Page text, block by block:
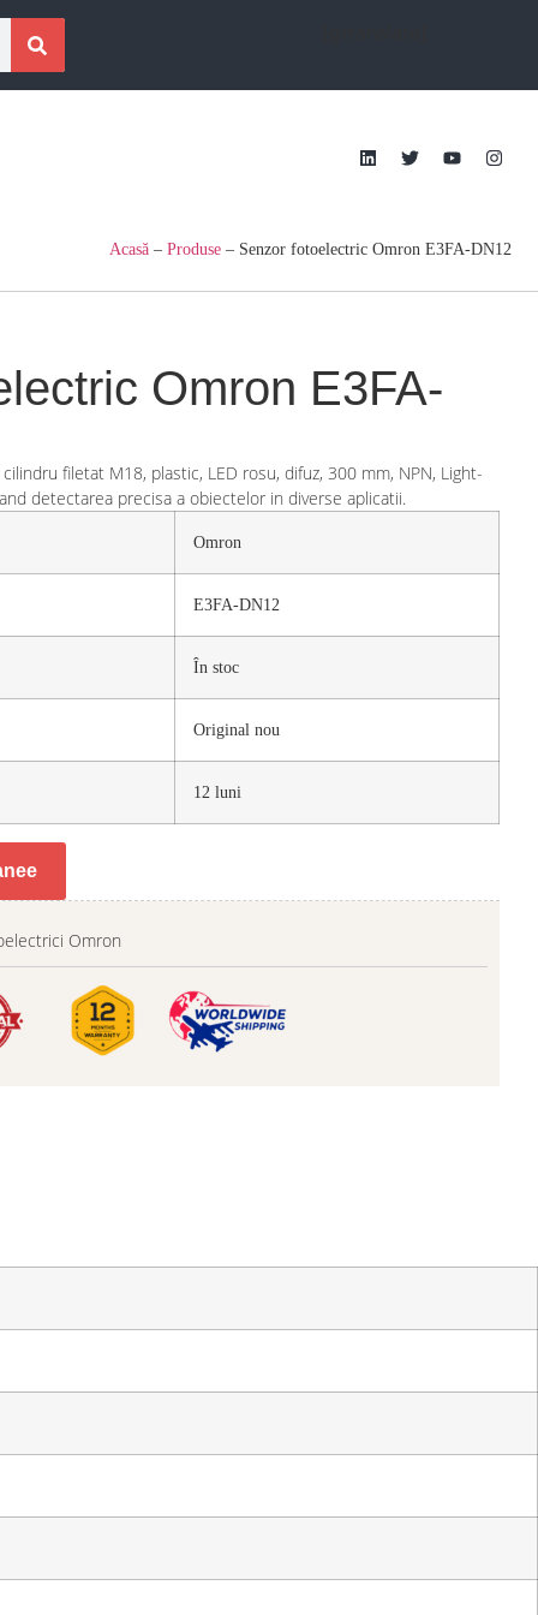
Acasă – Produse – Senzor fotoelectric Omron E3FA-DN12
Omron E3FA-
filetat M18, plastic, LED rosu, difuz, 300 mm, NPN, Light-
detectarea precisa a obiectelor in diverse aplicatii.
Omron
E3FA-DN12
În stoc
Original nou
12 luni
Omron